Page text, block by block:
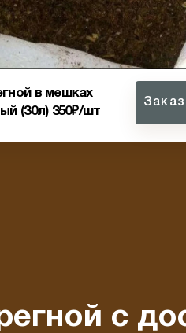
в мешках
(30л) 350₽/шт
с